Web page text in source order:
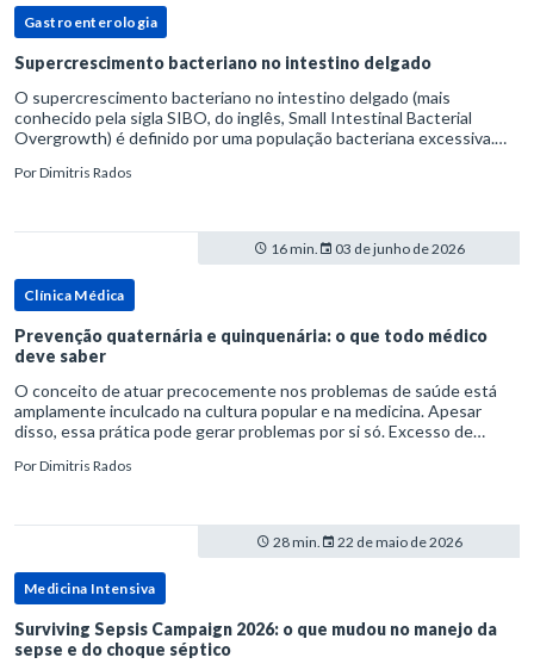
Gastroenterologia
Supercrescimento bacteriano no intestino delgado
O supercrescimento bacteriano no intestino delgado (mais
conhecido pela sigla SIBO, do inglês, Small Intestinal Bacterial
Overgrowth) é definido por uma população bacteriana excessiva.
PorDimitris Rados
16 min. 03 de junho de 2026
Clínica Médica
Prevenção quaternária e quinquenária: o que todo médico
deve saber
O conceito de atuar precocemente nos problemas de saúde está
amplamente inculcado na cultura popular e na medicina. Apesar
disso, essa prática pode gerar problemas por si só. Excesso de
PorDimitris Rados
28 min. 22 de maio de 2026
Medicina Intensiva
Surviving Sepsis Campaign 2026: o que mudou no manejo da
sepse e do choque séptico